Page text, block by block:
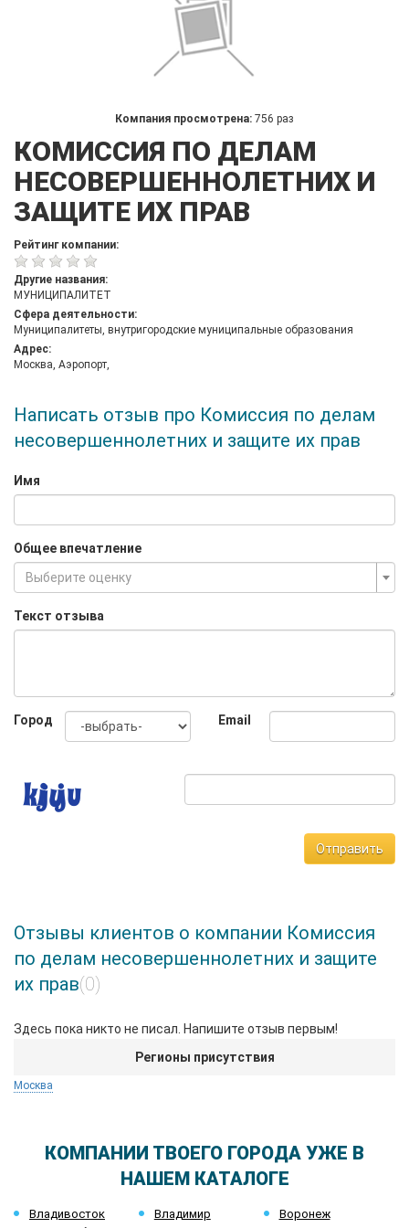
Компания просмотрена: 756 раз
КОМИССИЯ ПО ДЕЛАМ
НЕСОВЕРШЕННОЛЕТНИХ И
ЗАЩИТЕ ИХ ПРАВ
Рейтинг компании:
Другие названия:
МУНИЦИПАЛИТЕТ
Сфера деятельности:
Муниципалитеты, внутригородские муниципальные образования
Адрес:
Москва, Аэропорт,
Написать отзыв про Комиссия по делам
несовершеннолетних и защите их прав
Имя
Общее впечатление
Выберите оценку
Текст отзыва
Город Email
Отправить
Отзывы клиентов о компании Комиссия
по делам несовершеннолетних и защите
их прав(0)
Здесь пока никто не писал. Напишите отзыв первым!
Регионы присутствия
Москва
КОМПАНИИ ТВОЕГО ГОРОДА УЖЕ В
НАШЕМ КАТАЛОГЕ
Владивосток Владимир
Воронеж